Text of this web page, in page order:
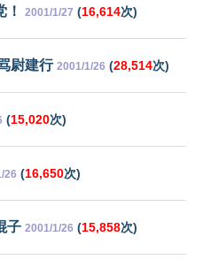
！ 2001/1/27 (16,614次)
尉建行 2001/1/26 (28,514次)
(15,020次)
26 (16,650次)
子 2001/1/26 (15,858次)